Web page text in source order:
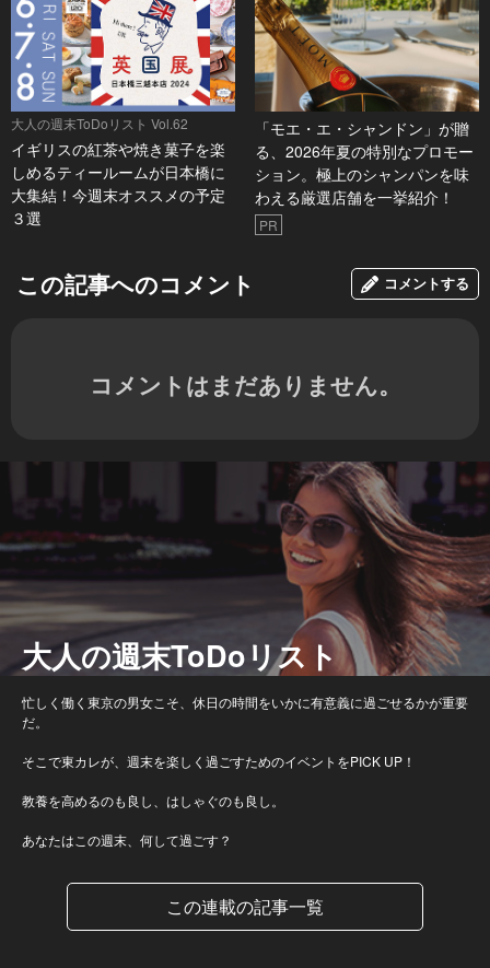
大人の週末ToDoリスト Vol.62
イギリスの紅茶や焼き菓子を楽
しめるティールームが日本橋に
大集結！今週末オススメの予定
３選
「モエ・エ・シャンドン」が贈
る、2026年夏の特別なプロモー
ション。極上のシャンパンを味
わえる厳選店舗を一挙紹介！
PR
この記事へのコメント コメントする
コメントはまだありません。
大人の週末ToDoリスト
忙しく働く東京の男女こそ、休日の時間をいかに有意義に過ごせるかが重要
だ。
そこで東カレが、週末を楽しく過ごすためのイベントをPICK UP！
教養を高めるのも良し、はしゃぐのも良し。
あなたはこの週末、何して過ごす？
この連載の記事一覧